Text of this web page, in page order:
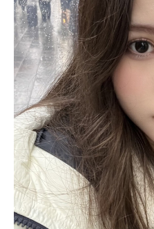
バックナンバー
INFORMATION
Seventeenについて
ST
新規会員登録・